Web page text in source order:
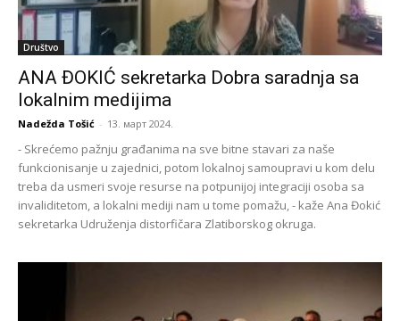
Društvo
ANA ĐOKIĆ sekretarka Dobra saradnja sa
lokalnim medijima
Nadežda Tošić - 13. март 2024.
- Skrećemo pažnju građanima na sve bitne stavari za naše
funkcionisanje u zajednici, potom lokalnoj samoupravi u kom delu
treba da usmeri svoje resurse na potpunijoj integraciji osoba sa
invaliditetom, a lokalni mediji nam u tome pomažu, - kaže Ana Đokić
sekretarka Udruženja distorfičara Zlatiborskog okruga.